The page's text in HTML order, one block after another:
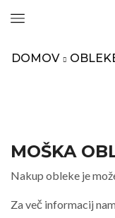
DOMOV
MOŠKA
Nakup obleke je
Za več informacij